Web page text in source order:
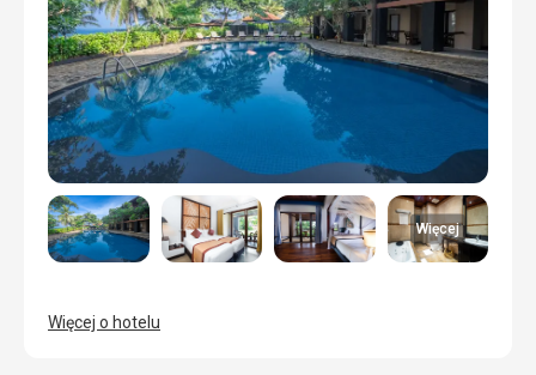
Więcej
Więcej o hotelu